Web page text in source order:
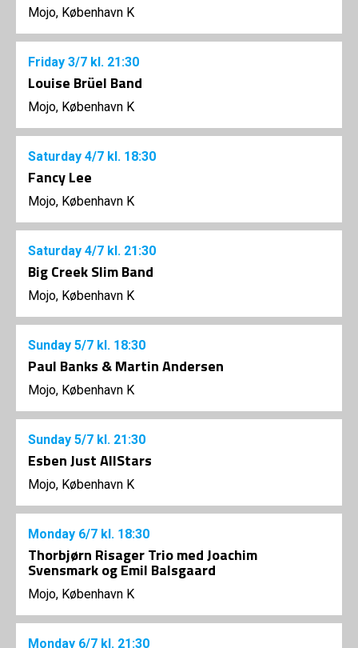
Mojo, København K
Friday 3/7 kl. 21:30
Louise Brüel Band
Mojo, København K
Saturday 4/7 kl. 18:30
Fancy Lee
Mojo, København K
Saturday 4/7 kl. 21:30
Big Creek Slim Band
Mojo, København K
Sunday 5/7 kl. 18:30
Paul Banks & Martin Andersen
Mojo, København K
Sunday 5/7 kl. 21:30
Esben Just AllStars
Mojo, København K
Monday 6/7 kl. 18:30
Thorbjørn Risager Trio med Joachim
Svensmark og Emil Balsgaard
Mojo, København K
Monday 6/7 kl. 21:30